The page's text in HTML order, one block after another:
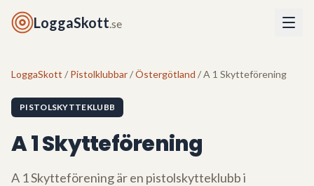
LoggaSkott.se
LoggaSkott / Pistolklubbar/Östergötland / A 1 Skytteförening
PISTOLSKYTTEKLUBB
A 1 Skytteförening
A 1 Skytteföreningär en pistolskytteklubb i